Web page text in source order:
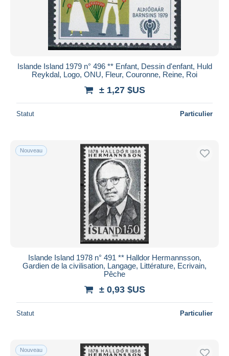
Islande Island 1979 n° 496 ** Enfant, Dessin d'enfant, Huld
Reykdal, Logo, ONU, Fleur, Couronne, Reine, Roi
± 1,27 $US
Statut Particulier
Nouveau
Islande Island 1978 n° 491 ** Halldor Hermannsson,
Gardien de la civilisation, Langage, Littérature, Ecrivain,
Pêche
± 0,93 $US
Statut Particulier
Nouveau